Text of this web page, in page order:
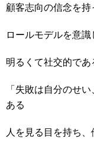
顧客志向の信念を持
ロールモデルを意識
明るくて社交的であ
「失敗は自分のせ
ある
人を見る目を持ち